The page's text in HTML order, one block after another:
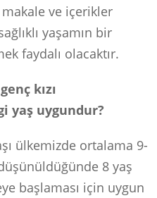
ve içerikler
yaşamın bir
faydalı olacaktır.
kızı
yaş uygundur?
ülkemizde ortalama 9-
8 yaş
başlaması için uygun